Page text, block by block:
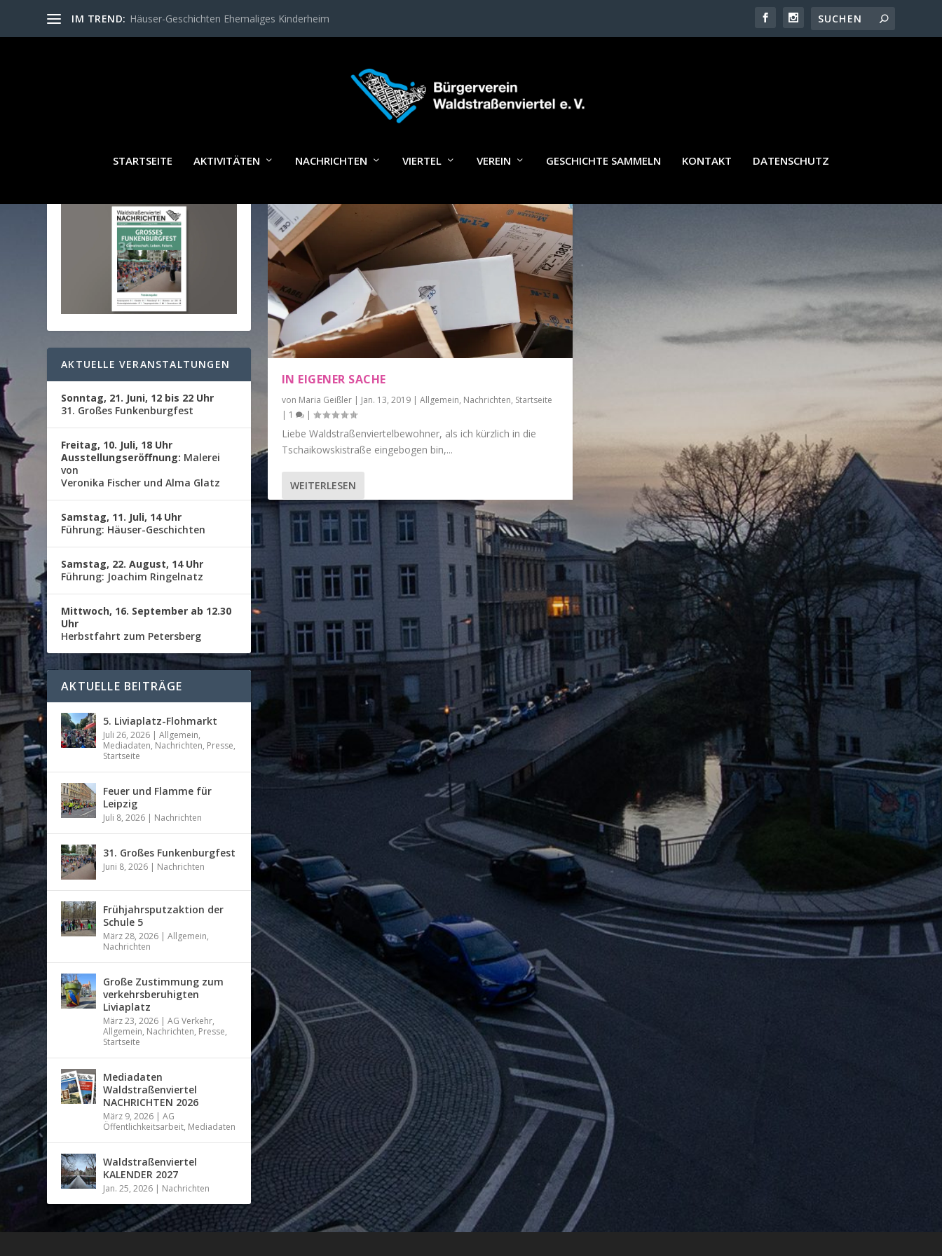
IM TREND: Häuser-Geschichten Ehemaliges Kinderheim
STARTSEITE AKTIVITÄTEN NACHRICHTEN VIERTEL VEREIN GESCHICHTE SAMMELN KONTAKT DATENSCHUTZ
SCHLAGWORT:BESTELLUNG
IN EIGENER SACHE
von Maria Geißler| Jan. 13, 2019| Allgemein, Nachrichten, Startseite
| 1 |
Liebe Waldstraßenviertelbewohner, als ich kürzlich in die
Tschaikowskistraße eingebogen bin,...
WEITERLESEN
WALDSTRASSENVIERTEL N
AKTUELLE VERANSTALTUNGEN
Sonntag, 21. Juni, 12 bis 22 Uhr
31. Großes Funkenburgfest
Freitag, 10. Juli, 18 Uhr
Ausstellungseröffnung: Malerei
von
Veronika Fischer und Alma Glatz
Samstag, 11. Juli, 14 Uhr
Führung: Häuser-Geschichten
Samstag, 22. August, 14 Uhr
Führung: Joachim Ringelnatz
Mittwoch, 16. September ab 12.30
Uhr
Herbstfahrt zum Petersberg
AKTUELLE BEITRÄGE
5. Liviaplatz-Flohmarkt
Juli 26, 2026 |Allgemein,
Mediadaten, Nachrichten, Presse,
Startseite
Feuer und Flamme für
Leipzig
Juli 8, 2026 | Nachrichten
31. Großes Funkenburgfest
Juni 8, 2026 | Nachrichten
Frühjahrsputzaktion der
Schule 5
März 28, 2026 |Allgemein,
Nachrichten
Große Zustimmung zum
verkehrsberuhigten
Liviaplatz
März 23, 2026 |AG Verkehr,
Allgemein, Nachrichten, Presse,
Startseite
Mediadaten
Waldstraßenviertel
NACHRICHTEN 2026
März 9, 2026 |AG
Öffentlichkeitsarbeit, Mediadaten
Waldstraßenviertel
KALENDER 2027
Jan. 25, 2026 | Nachrichten